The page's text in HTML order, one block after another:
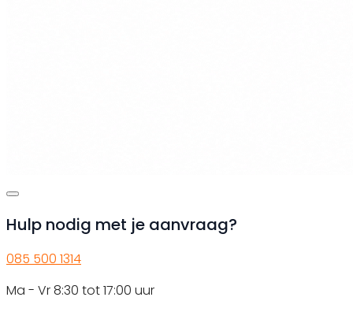
Hulp nodig met je aanvraag?
085 500 1314
Ma - Vr 8:30 tot 17:00 uur